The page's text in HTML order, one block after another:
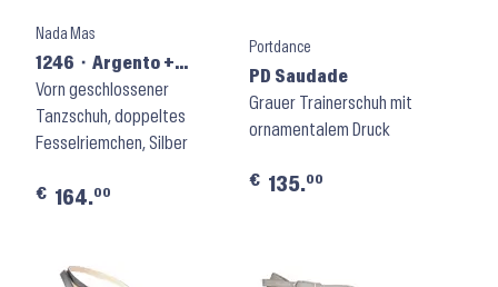
Nada Mas
1246 ⬝ Argento +
Graffiti
Vorn geschlossener
Tanzschuh, doppeltes
Fesselriemchen, Silber
€ 164.00
Portdance
PD Saudade
Grauer Trainerschuh mit
ornamentalem Druck
€ 135.00